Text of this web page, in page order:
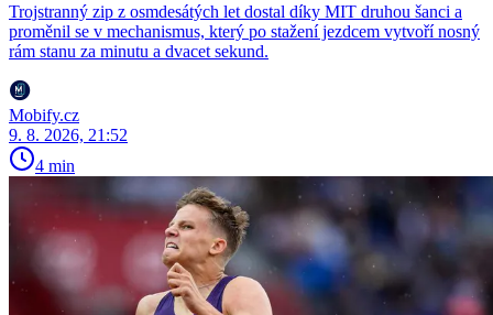
Trojstranný zip z osmdesátých let dostal díky MIT druhou šanci a
proměnil se v mechanismus, který po stažení jezdcem vytvoří nosný
rám stanu za minutu a dvacet sekund.
Mobify.cz
9. 8. 2026, 21:52
4 min